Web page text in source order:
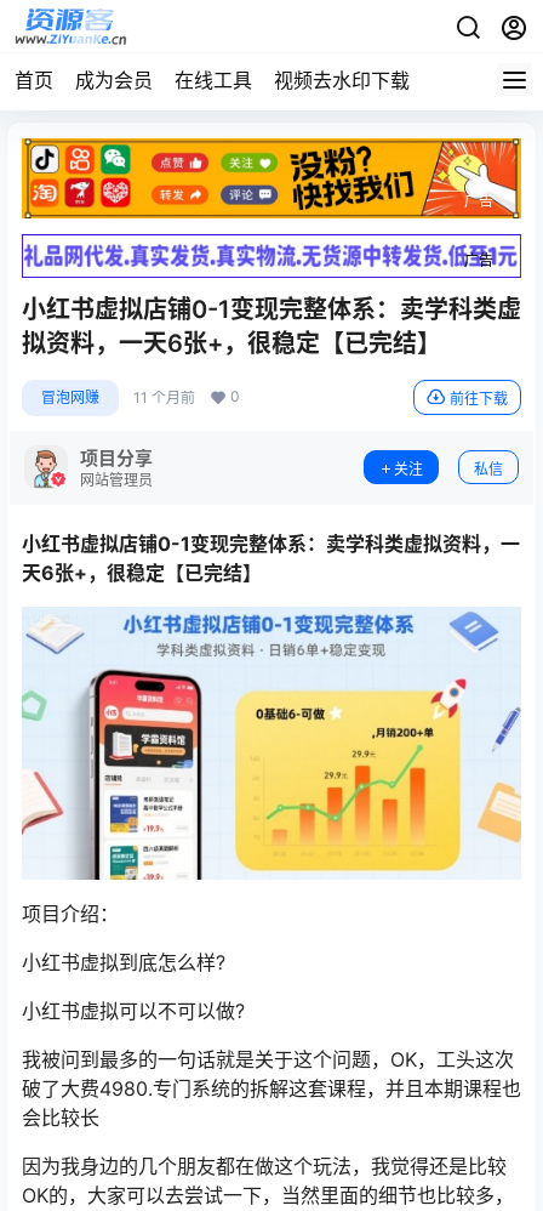
首页 成为会员 在线工具 视频去水印下载
广告
广告
小红书虚拟店铺0-1变现完整体系：卖学科类虚
拟资料，一天6张+，很稳定【已完结】
冒泡网赚 11 个月前 0 前往下载
项目分享
网站管理员
关注 私信
小红书虚拟店铺0-1变现完整体系：卖学科类虚拟资料，一
天6张+，很稳定【已完结】
项目介绍：
小红书虚拟到底怎么样?
小红书虚拟可以不可以做?
我被问到最多的一句话就是关于这个问题，OK，工头这次
破了大费4980.专门系统的拆解这套课程，并且本期课程也
会比较长
因为我身边的几个朋友都在做这个玩法，我觉得还是比较
OK的，大家可以去尝试一下，当然里面的细节也比较多，